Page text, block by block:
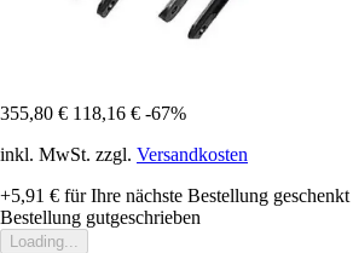
355,80 € 118,16 € -67%
inkl. MwSt. zzgl. Versandkosten
+5,91 € für Ihre nächste Bestellung geschenkt
Bestellung gutgeschrieben
Loading...